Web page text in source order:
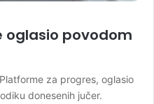
oglasio povodom
za progres, oglasio
donesenih jučer.